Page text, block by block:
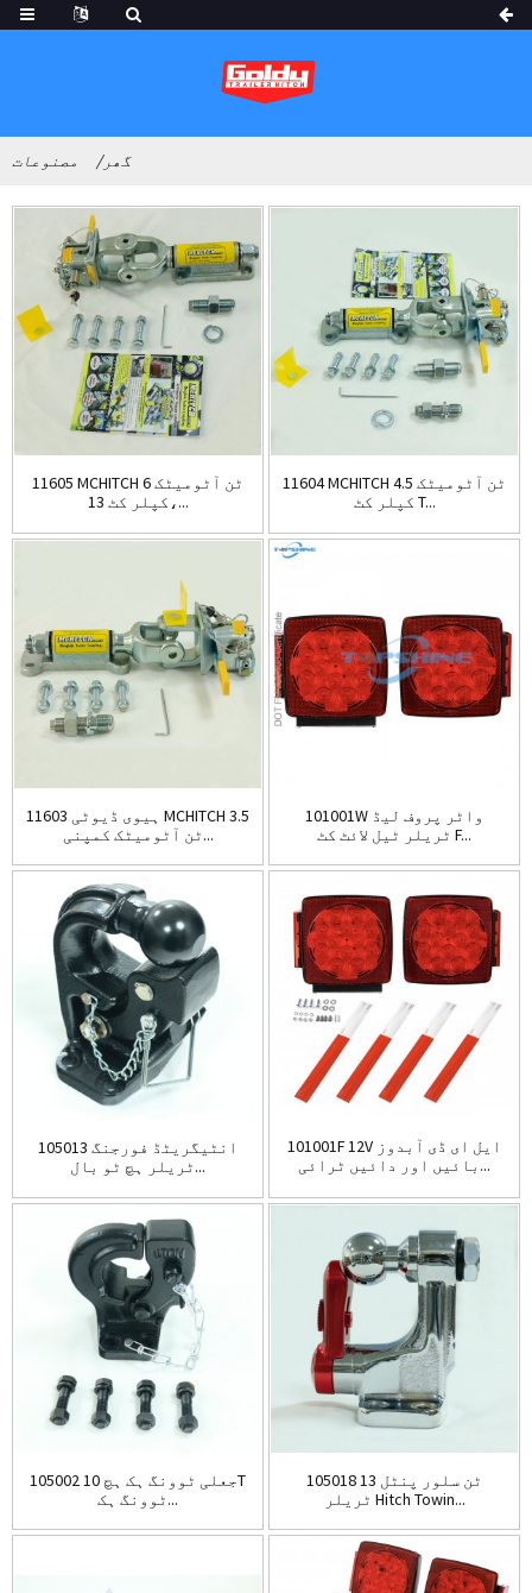
گھر مصنوعات
11605 MCHITCH 6 ٹن آٹومیٹک
کپلر کٹ 13،...
11604 MCHITCH 4.5 ٹن آٹومیٹک
کپلر کٹ T...
11603 ہیوی ڈیوٹی MCHITCH 3.5
ٹن آٹومیٹک کمپنی...
101001W واٹر پروف لیڈ
ٹریلر ٹیل لائٹ کٹ F...
105013 انٹیگریٹڈ فورجنگ
ٹریلر ہچ ٹو بال...
101001F 12V ایل ای ڈی آبدوز
بائیں اور دائیں ٹرائی...
105002 جعلی ٹوونگ ہک ہچ 10T
ٹوونگ ہک...
105018 13 ٹن سلور پنٹل
ٹریلر Hitch Towin...